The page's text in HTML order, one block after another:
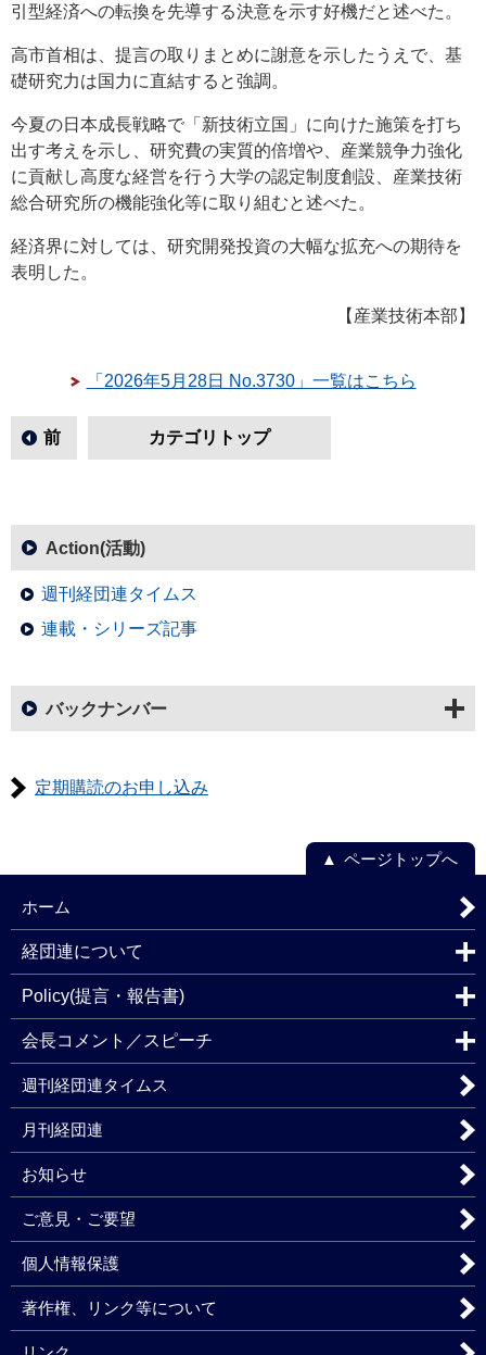
引型経済への転換を先導する決意を示す好機だと述べた。
高市首相は、提言の取りまとめに謝意を示したうえで、基
礎研究力は国力に直結すると強調。
今夏の日本成長戦略で「新技術立国」に向けた施策を打ち
出す考えを示し、研究費の実質的倍増や、産業競争力強化
に貢献し高度な経営を行う大学の認定制度創設、産業技術
総合研究所の機能強化等に取り組むと述べた。
経済界に対しては、研究開発投資の大幅な拡充への期待を
表明した。
【産業技術本部】
「2026年5月28日 No.3730」一覧はこちら
前 カテゴリトップ
Action(活動)
週刊経団連タイムス
連載・シリーズ記事
バックナンバー
定期購読のお申し込み
ページトップへ
ホーム
経団連について
Policy(提言・報告書)
会長コメント／スピーチ
週刊経団連タイムス
月刊経団連
お知らせ
ご意見・ご要望
個人情報保護
著作権、リンク等について